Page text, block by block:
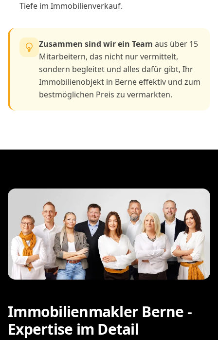
Tiefe im Immobilienverkauf.
Zusammen sind wir ein Team aus über 15
Mitarbeitern, das nicht nur vermittelt,
sondern begleitet und alles dafür gibt, Ihr
Immobilienobjekt in Berne effektiv und zum
bestmöglichen Preis zu vermarkten.
Immobilienmakler Berne -
Expertise im Detail